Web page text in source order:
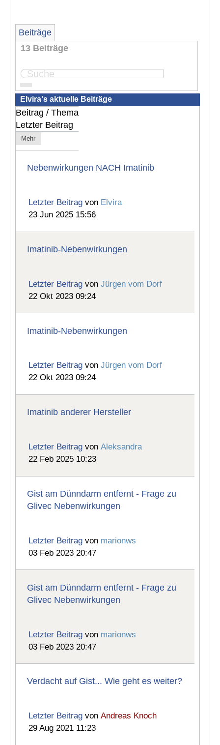
Beiträge
13 Beiträge
Seite:
Elvira's aktuelle Beiträge
Beitrag / Thema
Letzter Beitrag
Mehr
Nebenwirkungen NACH Imatinib
Letzter Beitrag von Elvira
23 Jun 2025 15:56
Imatinib-Nebenwirkungen
Letzter Beitrag vonJürgen vom Dorf
22 Okt 2023 09:24
Imatinib-Nebenwirkungen
Letzter Beitrag vonJürgen vom Dorf
22 Okt 2023 09:24
Imatinib anderer Hersteller
Letzter Beitrag vonAleksandra
22 Feb 2025 10:23
Gist am Dünndarm entfernt - Frage zu
Glivec Nebenwirkungen
Letzter Beitrag von marionws
03 Feb 2023 20:47
Gist am Dünndarm entfernt - Frage zu
Glivec Nebenwirkungen
Letzter Beitrag von marionws
03 Feb 2023 20:47
Verdacht auf Gist... Wie geht es weiter?
Letzter Beitrag vonAndreas Knoch
29 Aug 2021 11:23